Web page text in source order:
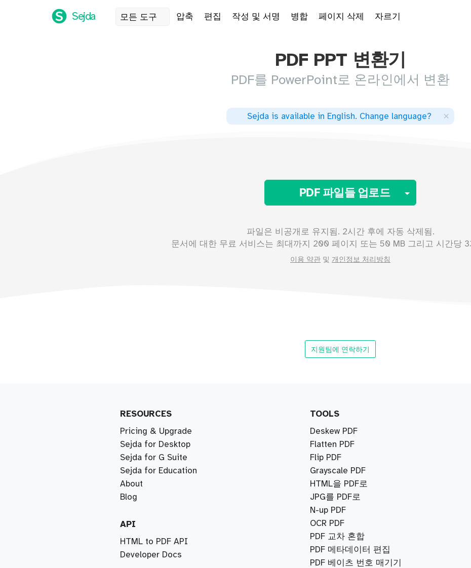
Sejda 모든 도구 압축 편집 작성 및 서명 병합 페이지 삭제 자르기
PDF PPT 변환기
PDF를 PowerPoint로 온라인에서 변환
Sejda is available in English. Change language? ×
PDF 파일들 업로드 Toggle
파일은 비공개로 유지됨. 2시간 후에 자동 삭제됨.
문서에 대한 무료 서비스는 최대까지 200 페이지 또는 50 MB 그리고 시간당
이용 약관 및 개인정보 처리방침
지원팀에 연락하기
RESOURCES
Pricing & Upgrade
Sejda for Desktop
Sejda for G Suite
Sejda for Education
About
Blog
API
HTML to PDF API
Developer Docs
TOOLS
Deskew PDF
Flatten PDF
Flip PDF
Grayscale PDF
HTML을 PDF로
JPG를 PDF로
N-up PDF
OCR PDF
PDF 교차 혼합
PDF 메타데이터 편집
PDF 베이츠 번호 매기기